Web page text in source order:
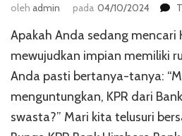
oleh admin pada 04/10/2024
Apakah Anda sedang mencari
mewujudkan impian memiliki
Anda pasti bertanya-tanya:
menguntungkan, KPR dari
swasta?” Mari kita telusuri